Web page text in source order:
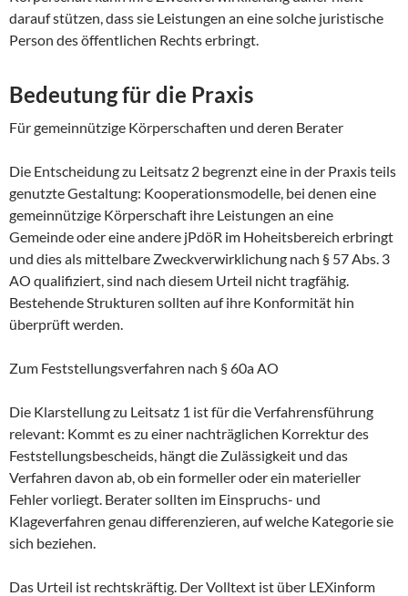
darauf stützen, dass sie Leistungen an eine solche juristische
Person des öffentlichen Rechts erbringt.
Bedeutung für die Praxis
Für gemeinnützige Körperschaften und deren Berater
Die Entscheidung zu Leitsatz 2 begrenzt eine in der Praxis teils
genutzte Gestaltung: Kooperationsmodelle, bei denen eine
gemeinnützige Körperschaft ihre Leistungen an eine
Gemeinde oder eine andere jPdöR im Hoheitsbereich erbringt
und dies als mittelbare Zweckverwirklichung nach § 57 Abs. 3
AO qualifiziert, sind nach diesem Urteil nicht tragfähig.
Bestehende Strukturen sollten auf ihre Konformität hin
überprüft werden.
Zum Feststellungsverfahren nach § 60a AO
Die Klarstellung zu Leitsatz 1 ist für die Verfahrensführung
relevant: Kommt es zu einer nachträglichen Korrektur des
Feststellungsbescheids, hängt die Zulässigkeit und das
Verfahren davon ab, ob ein formeller oder ein materieller
Fehler vorliegt. Berater sollten im Einspruchs- und
Klageverfahren genau differenzieren, auf welche Kategorie sie
sich beziehen.
Das Urteil ist rechtskräftig. Der Volltext ist über LEXinform